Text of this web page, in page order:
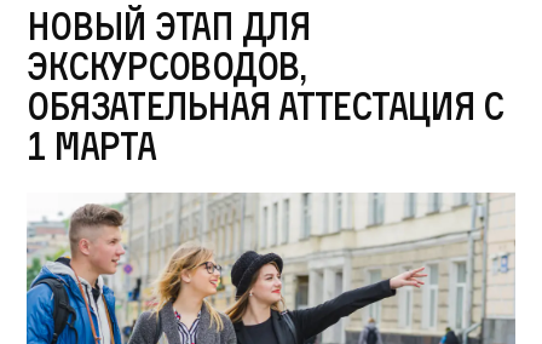
Новый этап для
экскурсоводов,
обязательная аттестация с
1 марта